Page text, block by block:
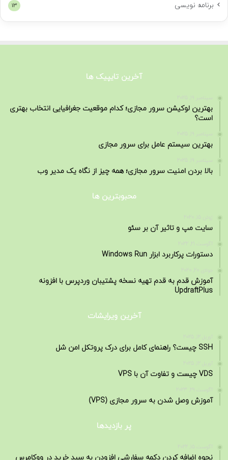
برنامه نویسی 13
آخرین تایپیک ها
بهترین لوکیشن سرور مجازی؛ کدام موقعیت جغرافیایی انتخاب بهتری
است؟
بهترین سیستم عامل برای سرور مجازی
بالا بردن امنیت سرور مجازی؛ همه چیز از نگاه یک مدیر وب
محبوبترین ها
سایت مپ و تاثیر آن بر سئو
آگوست 21, 2022
دستورات پرکاربرد ابزار Windows Run
جولای 20, 2020
آموزش قدم به قدم تهیه نسخه پشتیبان وردپرس با افزونه
UpdraftPlus
آخرین ویرایشات
SSH چیست؟ راهنمای کامل برای درک پروتکل امن شل
VDS چیست و تفاوت آن با VPS
آگوست 29, 2023
آموزش وصل شدن به سرور مجازی (VPS)
پر بازدیدها
آگوست 15, 2022
نحوه اضافه کردن دکمه سفارشی افزودن به سبد خرید در ووکامرس